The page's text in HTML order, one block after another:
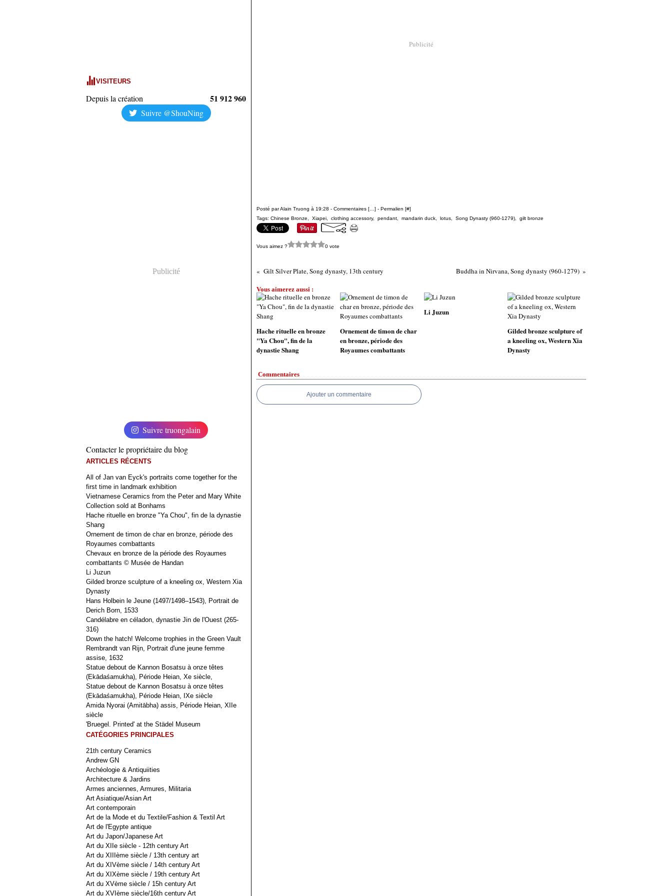
VISITEURS
Depuis la création 51 912 960
Suivre @ShouNing
Publicité
Suivre truongalain
Contacter le propriétaire du blog
ARTICLES RÉCENTS
All of Jan van Eyck's portraits come together for the
first time in landmark exhibition
Vietnamese Ceramics from the Peter and Mary White
Collection sold at Bonhams
Hache rituelle en bronze "Ya Chou", fin de la dynastie
Shang
Ornement de timon de char en bronze, période des
Royaumes combattants
Chevaux en bronze de la période des Royaumes
combattants © Musée de Handan
Li Juzun
Gilded bronze sculpture of a kneeling ox, Western Xia
Dynasty
Hans Holbein le Jeune (1497/1498–1543), Portrait de
Derich Born, 1533
Candélabre en céladon, dynastie Jin de l'Ouest (265-
316)
Down the hatch! Welcome trophies in the Green Vault
Rembrandt van Rijn, Portrait d'une jeune femme
assise, 1632
Statue debout de Kannon Bosatsu à onze têtes
(Ekādaśamukha), Période Heian, Xe siècle,
Statue debout de Kannon Bosatsu à onze têtes
(Ekādaśamukha), Période Heian, IXe siècle
Amida Nyorai (Amitābha) assis, Période Heian, XIIe
siècle
'Bruegel. Printed' at the Städel Museum
CATÉGORIES PRINCIPALES
21th century Ceramics
Andrew GN
Archéologie & Antiquiities
Architecture & Jardins
Armes anciennes, Armures, Militaria
Art Asiatique/Asian Art
Art contemporain
Art de la Mode et du Textile/Fashion & Textil Art
Art de l'Egypte antique
Art du Japon/Japanese Art
Art du XIIe siècle - 12th century Art
Art du XIIIème siècle / 13th century art
Art du XIVème siècle / 14th century Art
Art du XIXème siècle / 19th century Art
Art du XVème siècle / 15h century Art
Art du XVIème siècle/16th century Art
Publicité
Posté par Alain Truong à 19:28 - Commentaires [ ] - Permalien [#]
Tags: Chinese Bronze Xiapei clothing accessory, pendant mandarin duck lotus Song Dynasty (960-1279) gilt bronze
Vous aimez ? 0 vote
Gilt Silver Plate, Song dynasty, 13th century Buddha in Nirvana, Song dynasty (960-1279)
Vous aimerez aussi :
Hache rituelle en bronze
"Ya Chou", fin de la
dynastie Shang
Ornement de timon de char
en bronze, période des
Royaumes combattants
Li Juzun
Gilded bronze sculpture of
a kneeling ox, Western Xia
Dynasty
Commentaires
Ajouter un commentaire